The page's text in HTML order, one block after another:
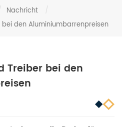
Nachricht
/
den Aluminiumbarrenpreisen
Treiber bei den